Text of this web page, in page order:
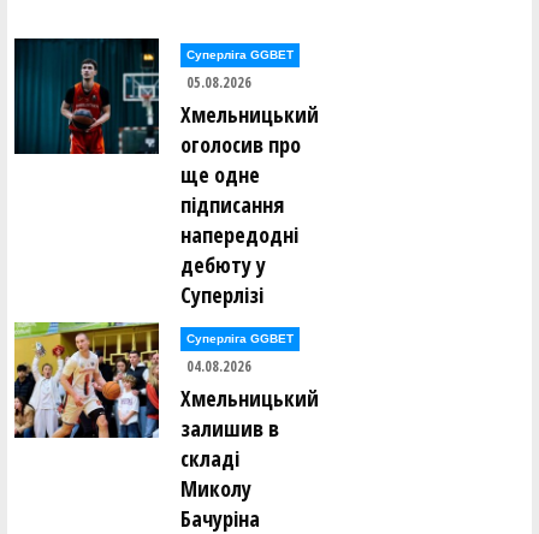
Суперліга GGBET
05.08.2026
Хмельницький
оголосив про
ще одне
підписання
напередодні
дебюту у
Суперлізі
Суперліга GGBET
04.08.2026
Хмельницький
залишив в
складі
Миколу
Бачуріна